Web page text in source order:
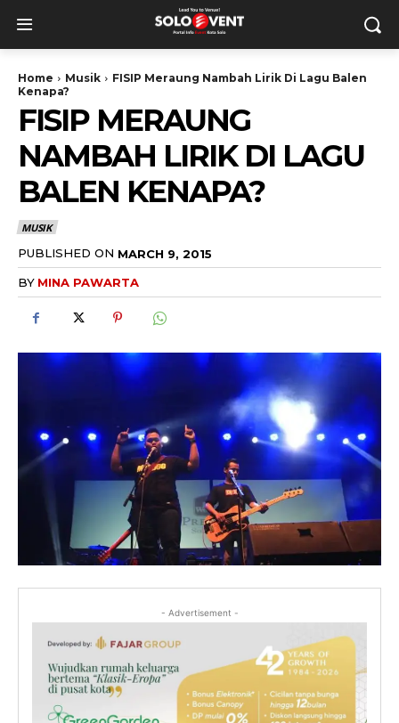
Home Musik
FISIP Meraung Nambah Lirik Di Lagu Balen
Kenapa?
FISIP MERAUNG
NAMBAH LIRIK DI LAGU
BALEN KENAPA?
MUSIK
PUBLISHED ON MARCH 9, 2015
BY MINA PAWARTA
- Advertisement -